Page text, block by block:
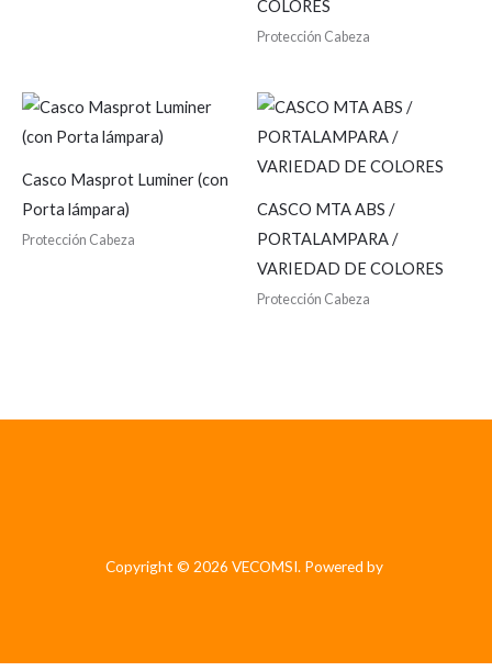
COLORES
Protección Cabeza
Casco Masprot Luminer (con
Porta lámpara)
Protección Cabeza
CASCO MTA ABS /
PORTALAMPARA /
VARIEDAD DE COLORES
Protección Cabeza
Copyright © 2026 VECOMSI. Powered by